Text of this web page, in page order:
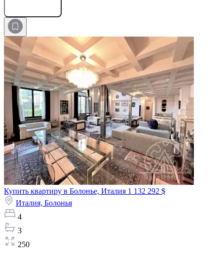
Купить квартиру в Болонье, Италия 1 132 292 $
Италия, Болонья
4
3
250